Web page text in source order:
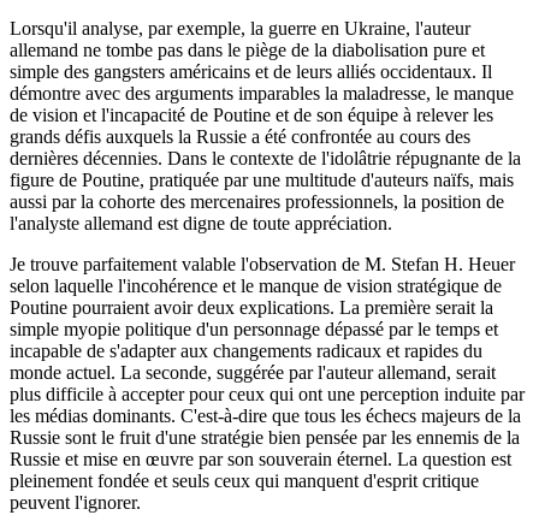
Lorsqu'il analyse, par exemple, la guerre en Ukraine, l'auteur
allemand ne tombe pas dans le piège de la diabolisation pure et
simple des gangsters américains et de leurs alliés occidentaux. Il
démontre avec des arguments imparables la maladresse, le manque
de vision et l'incapacité de Poutine et de son équipe à relever les
grands défis auxquels la Russie a été confrontée au cours des
dernières décennies. Dans le contexte de l'idolâtrie répugnante de la
figure de Poutine, pratiquée par une multitude d'auteurs naïfs, mais
aussi par la cohorte des mercenaires professionnels, la position de
l'analyste allemand est digne de toute appréciation.
Je trouve parfaitement valable l'observation de M. Stefan H. Heuer
selon laquelle l'incohérence et le manque de vision stratégique de
Poutine pourraient avoir deux explications. La première serait la
simple myopie politique d'un personnage dépassé par le temps et
incapable de s'adapter aux changements radicaux et rapides du
monde actuel. La seconde, suggérée par l'auteur allemand, serait
plus difficile à accepter pour ceux qui ont une perception induite par
les médias dominants. C'est-à-dire que tous les échecs majeurs de la
Russie sont le fruit d'une stratégie bien pensée par les ennemis de la
Russie et mise en œuvre par son souverain éternel. La question est
pleinement fondée et seuls ceux qui manquent d'esprit critique
peuvent l'ignorer.